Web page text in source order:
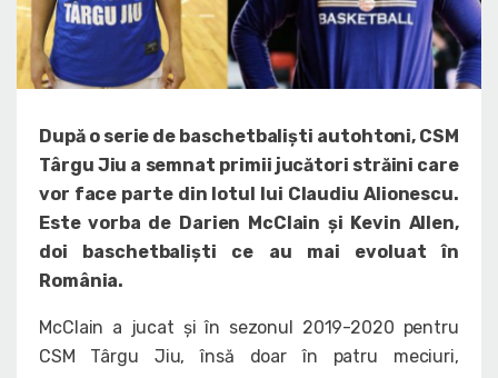
După o serie de baschetbaliști autohtoni, CSM
Târgu Jiu a semnat primii jucători străini care
vor face parte din lotul lui Claudiu Alionescu.
Este vorba de Darien McClain și Kevin Allen,
doi baschetbaliști ce au mai evoluat în
România.
McClain a jucat și în sezonul 2019-2020 pentru
CSM Târgu Jiu, însă doar în patru meciuri,